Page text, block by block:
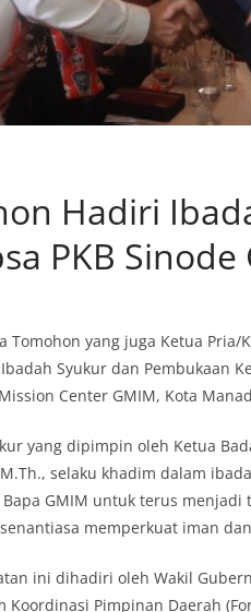
Hadiri
PKB Sinode
yang juga Ketua Pria/
Syukur dan Pembukaan
Center GMIM, Kota
yang dipimpin oleh Ketua
selaku khadim dalam
GMIM untuk terus
memperkuat iman
ini dihadiri oleh Wakil
Koordinasi Pimpinan Daerah